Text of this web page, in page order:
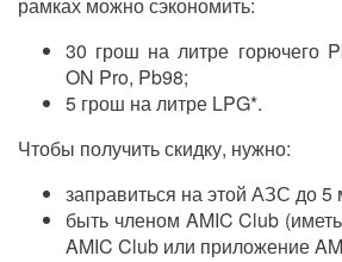
30 грош на литре горючего
ON Pro, Pb98;
5 грош на литре LPG*.
Чтобы получить скидку, нужно:
заправиться на этой АЗС до 5
быть членом AMIC Club
AMIC Club или приложение